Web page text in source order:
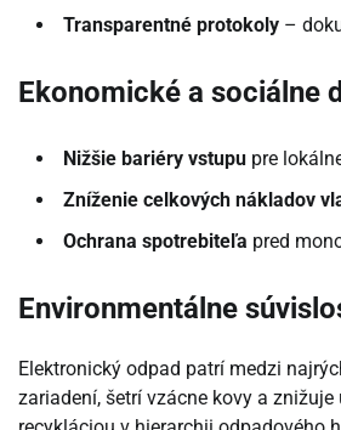
Transparentné protokoly –
Ekonomické a sociálne
Nižšie bariéry vstupu pre
Zníženie celkových nákladov
Ochrana spotrebiteľa pred
Environmentálne
Elektronický odpad patrí medzi
zariadení, šetrí vzácne kovy a